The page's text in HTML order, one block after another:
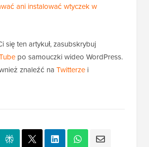
ani instalować wtyczek w
się ten artykuł, zasubskrybuj
po samouczki wideo WordPress.
znaleźć na Twitterze i